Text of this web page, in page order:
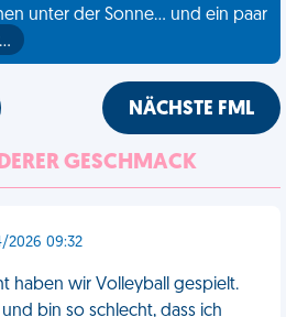
unter der Sonne... und ein paar
NÄCHSTE FML
GESCHMACK
2026 09:32
haben wir Volleyball gespielt.
bin so schlecht, dass ich